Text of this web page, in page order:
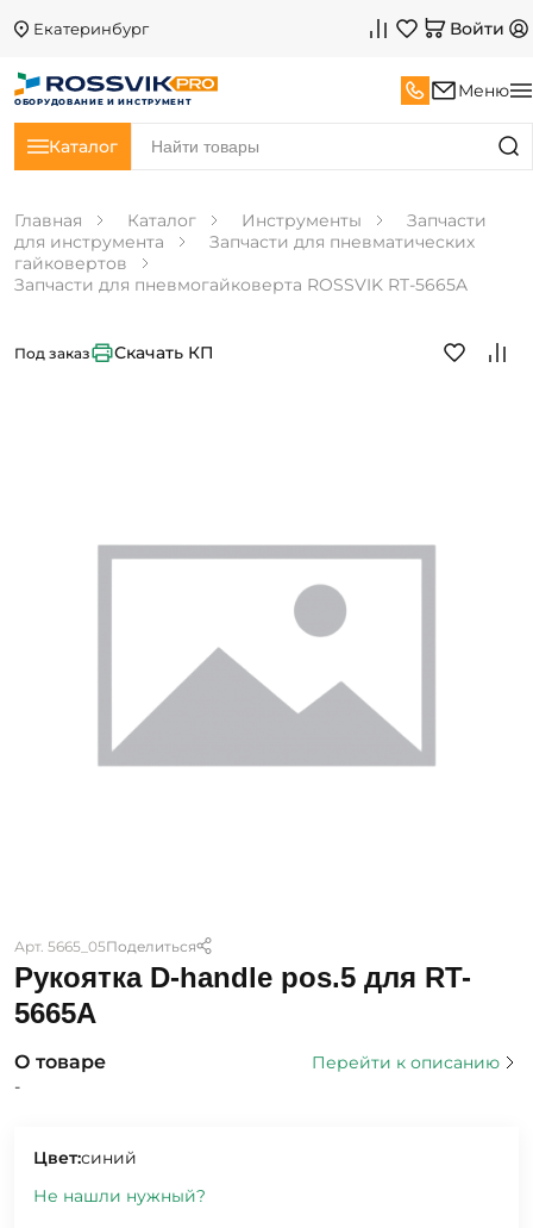
Екатеринбург Войти
ОБОРУДОВАНИЕ И ИНСТРУМЕНТ
Меню
Каталог
Главная Каталог Инструменты
Запчасти
для инструмента
Запчасти для пневматических
гайковертов
Запчасти для пневмогайковерта ROSSVIK RT-5665A
Арт. 5665_05Поделиться
Рукоятка D-handle pos.5 для RT-
5665A
Под заказ Скачать КП
О товаре
Перейти к описанию
-
Цвет:синий
Не нашли нужный?